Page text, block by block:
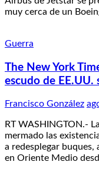
muy cerca de un
Guerra
The New York
escudo de EE.UU.
Francisco González
RT WASHINGTON.-
mermado las
a redesplegar buques,
en Oriente Medio